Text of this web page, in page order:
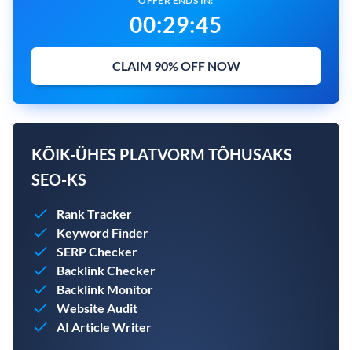
00:29:44
CLAIM 90% OFF NOW
KÕIK-ÜHES PLATVORM TÕHUSAKS
SEO-KS
Rank Tracker
Keyword Finder
SERP Checker
Backlink Checker
Backlink Monitor
Website Audit
AI Article Writer